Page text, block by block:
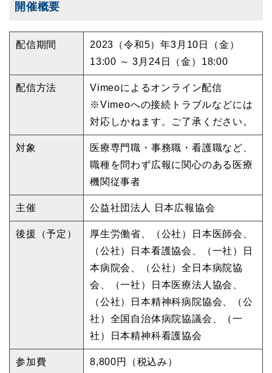
開催概要
配信期間
2023（令和5）年3月10日（金）
13:00 ～ 3月24日（金）18:00
配信方法
Vimeoによるオンライン配信
※Vimeoへの接続トラブルなどには
対応しかねます。ご了承ください。
対象
医療専門職・事務職・看護職など、
職種を問わず広報に関心のある医療
機関従事者
主催 公益社団法人 日本広報協会
後援（予定）
厚生労働省、（公社）日本医師会、
（公社）日本看護協会、（一社）日
本病院会、（公社）全日本病院協
会、（一社）日本医療法人協会、
（公社）日本精神科病院協会、（公
社）全国自治体病院協議会、（一
社）日本精神科看護協会
参加費
8,800円（税込み）